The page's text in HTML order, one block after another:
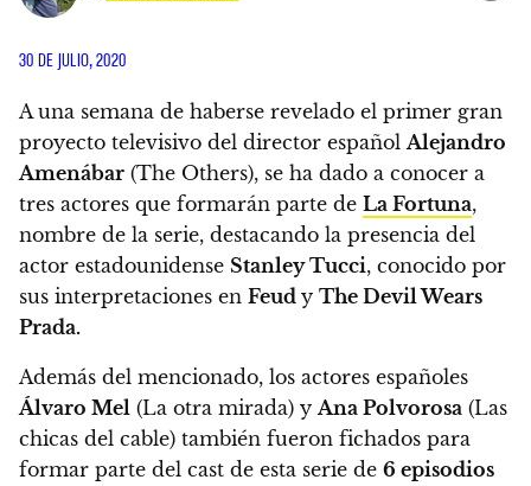
30 DE JULIO, 2020
A una semana de haberse revelado el primer gran
proyecto televisivo del director español Alejandro
Amenábar (The Others), se ha dado a conocer a
tres actores que formarán parte de La Fortuna,
nombre de la serie, destacando la presencia del
actor estadounidense Stanley Tucci, conocido por
sus interpretaciones en Feud y The Devil Wears
Prada.
Además del mencionado, los actores españoles
Álvaro Mel (La otra mirada) y Ana Polvorosa (Las
chicas del cable) también fueron fichados para
formar parte del cast de esta serie de 6 episodios